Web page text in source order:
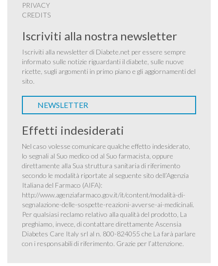
PRIVACY
CREDITS
Iscriviti alla nostra newsletter
Iscriviti alla newsletter di Diabete.net per essere sempre
informato sulle notizie riguardanti il diabete, sulle nuove
ricette, sugli argomenti in primo piano e gli aggiornamenti del
sito.
NEWSLETTER
Effetti indesiderati
Nel caso volesse comunicare qualche effetto indesiderato,
lo segnali al Suo medico od al Suo farmacista, oppure
direttamente alla Sua struttura sanitaria di riferimento
secondo le modalità riportate al seguente sito dell’Agenzia
Italiana del Farmaco (AIFA):
http://www.agenziafarmaco.gov.it/it/content/modalità-di-
segnalazione-delle-sospette-reazioni-avverse-ai-medicinali.
Per qualsiasi reclamo relativo alla qualità del prodotto, La
preghiamo, invece, di contattare direttamente Ascensia
Diabetes Care Italy srl al n. 800-824055 che La farà parlare
con i responsabili di riferimento. Grazie per l’attenzione.